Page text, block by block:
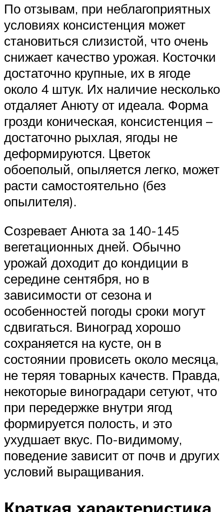
По отзывам, при неблагоприятных
условиях консистенция может
становиться слизистой, что очень
снижает качество урожая. Косточки
достаточно крупные, их в ягоде
около 4 штук. Их наличие несколько
отдаляет Анюту от идеала. Форма
грозди коническая, консистенция –
достаточно рыхлая, ягоды не
деформируются. Цветок
обоеполый, опыляется легко, может
расти самостоятельно (без
опылителя).
Созревает Анюта за 140-145
вегетационных дней. Обычно
урожай доходит до кондиции в
середине сентября, но в
зависимости от сезона и
особенностей погоды сроки могут
сдвигаться. Виноград хорошо
сохраняется на кусте, он в
состоянии провисеть около месяца,
не теряя товарных качеств. Правда,
некоторые виноградари сетуют, что
при передержке внутри ягод
формируется полость, и это
ухудшает вкус. По-видимому,
поведение зависит от почв и других
условий выращивания.